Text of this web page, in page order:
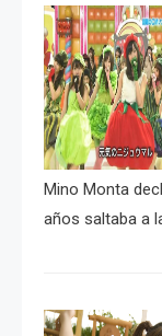
Mino Monta
años saltaba a